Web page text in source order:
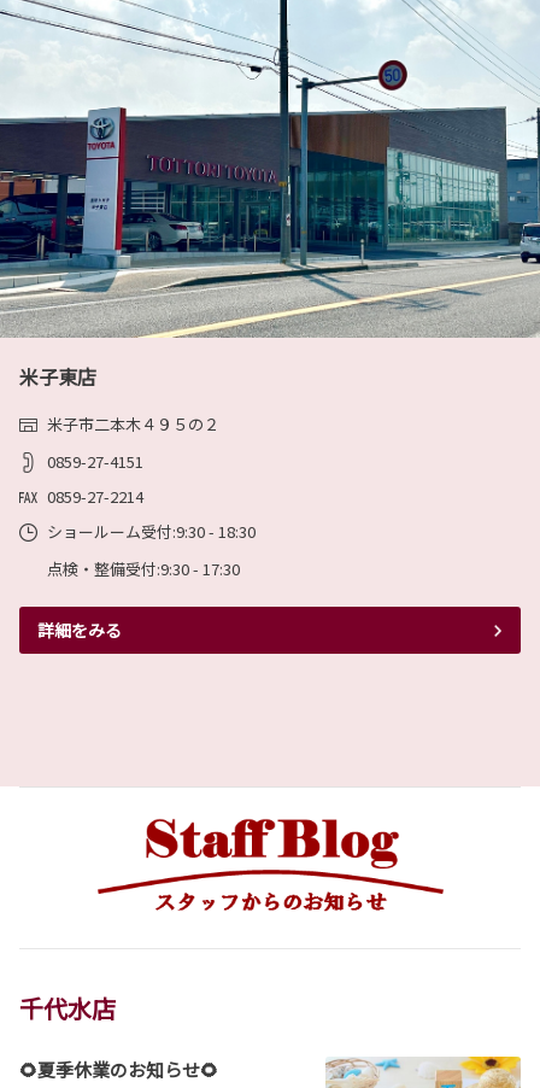
詳しくはこちら
トヨタ自動車より 5月の生産計画について(4/18時点)
トヨタ自動車より5月の車両の生産計画について発表がありました。ご注文頂い
たおクルマを中々お届けできない中ではありますが、お客様の納期の参考にして
頂ければ幸いです。
詳しくはこちら
2022-02-24
鳥取トヨタ２０２２年度版カレンダー
ダーを公開いたします。基本定休日は毎週月曜
日と第１・第２・第３火曜日となります。（月
によって異なる場合も有ります。）
データとして必要な方は下記リンクよりダウン
ロードして下さい。
詳しくはこちら
米子東店
米子市二本木４９５の２
0859-27-4151
0859-27-2214
ショールーム受付:9:30 - 18:30
点検・整備受付:9:30 - 17:30
詳細をみる
千代水店
🌻夏季休業のお知らせ🌻